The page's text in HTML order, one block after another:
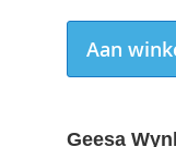
Aan
Geesa